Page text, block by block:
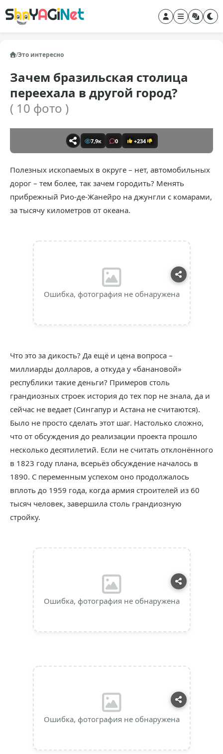
/Это интересно
Зачем бразильская столица
переехала в другой город?
( 10 фото )
7,9к 0 +234
Полезных ископаемых в округе – нет, автомобильных
дорог – тем более, так зачем городить? Менять
прибрежный Рио-де-Жанейро на джунгли с комарами,
за тысячу километров от океана.
Ошибка, фотография не обнаружена
Что это за дикость? Да ещё и цена вопроса –
миллиарды долларов, а откуда у «банановой»
республики такие деньги? Примеров столь
грандиозных строек история до тех пор не знала, да и
сейчас не ведает (Сингапур и Астана не считаются).
Было не просто сделать этот шаг. Настолько сложно,
что от обсуждения до реализации проекта прошло
несколько десятилетий. Если не считать отклонённого
в 1823 году плана, всерьёз обсуждение началось в
1890. С переменным успехом оно продолжалось
вплоть до 1959 года, когда армия строителей из 60
тысяч человек, завершила столь грандиозную
стройку.
Ошибка, фотография не обнаружена
Ошибка, фотография не обнаружена